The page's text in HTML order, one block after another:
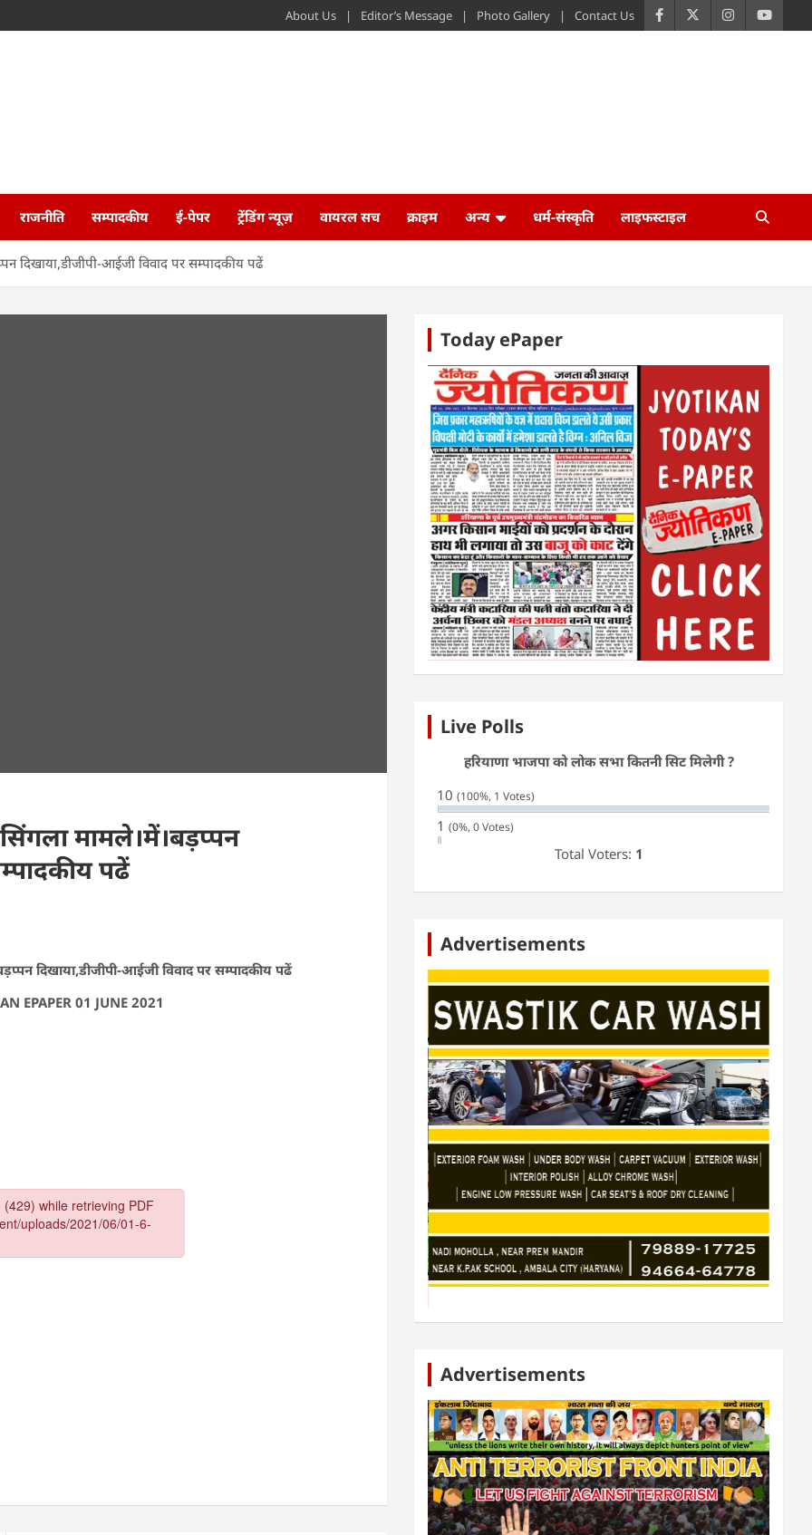
About Us Editor’s Message Photo Gallery Contact Us
राजनीति सम्पादकीय ई-पेपर ट्रेंडिंग न्यूज़ वायरल सच क्राइम अन्य धर्म-संस्कृति लाइफस्टाइल
दिखाया,डीजीपी-आईजी विवाद पर सम्पादकीय पढें
मामले।में।बड़प्पन
पढें
दिखाया,डीजीपी-आईजी विवाद पर सम्पादकीय पढें
EPAPER 01 JUNE 2021
Today ePaper
Live Polls
हरियाणा भाजपा को लोक सभा कितनी सिट मिलेगी ?
10(100%, 1 Votes)
1(0%, 0 Votes)
Total Voters: 1
Advertisements
Advertisements